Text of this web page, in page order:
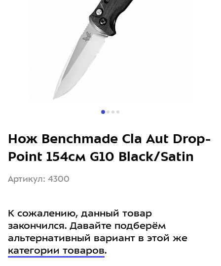
Нож Benchmade Cla Aut Drop-
Point 154см G10 Black/Satin
Артикул: 4300
К сожалению, данный товар
закончился. Давайте подберём
альтернативный вариант в этой же
категории товаров.